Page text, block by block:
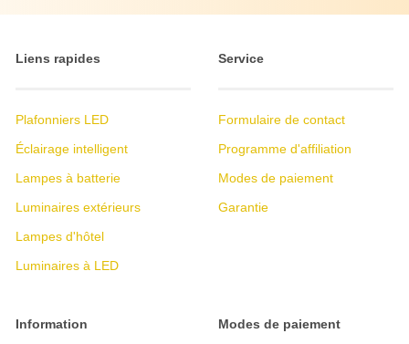
Liens rapides
Plafonniers LED
Éclairage intelligent
Lampes à batterie
Luminaires extérieurs
Lampes d'hôtel
Luminaires à LED
Service
Formulaire de contact
Programme d'affiliation
Modes de paiement
Garantie
Information Modes de paiement